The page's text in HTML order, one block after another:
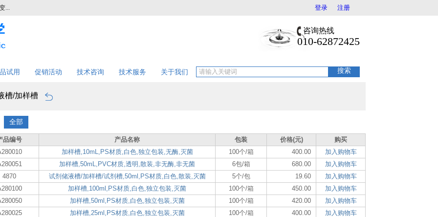
... 登录 注册
咨询热线
010-62872425
试用 促销活动 技术咨询 技术服务 关于我们 搜索
槽/加样槽
全部
品编号 产品名称 包装 价格(元)
购买
加样槽,10mL,PS材质,白色,独立包装,无酶,灭菌 100个/箱 400.00
加入购物车
加样槽,50mL,PVC材质,透明,散装,非无酶,非无菌 6包/箱 680.00
加入购物车
4870
试剂储液槽/加样槽/试剂槽,50ml,PS材质,白色,散装,灭菌 5个/包 19.60
加入购物车
加样槽,100ml,PS材质,白色,独立包装,灭菌 100个/箱 450.00
加入购物车
加样槽,50ml,PS材质,白色,独立包装,灭菌 100个/箱 420.00
加入购物车
加样槽,25ml,PS材质,白色,独立包装,灭菌 100个/箱 400.00 加入购物车